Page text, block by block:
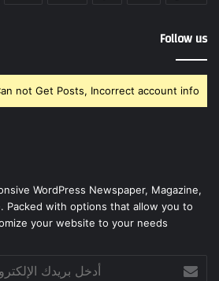
Follow us
not Get Posts, Incorrect account info.
WordPress Newspaper, Magazine,
Packed with options that allow you to
your website to your needs.